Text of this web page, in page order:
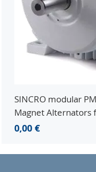
SINCRO modular
Magnet Alternators
Preis
0,00 €